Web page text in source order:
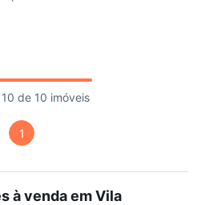
de 10 imóveis
1
à venda em Vila